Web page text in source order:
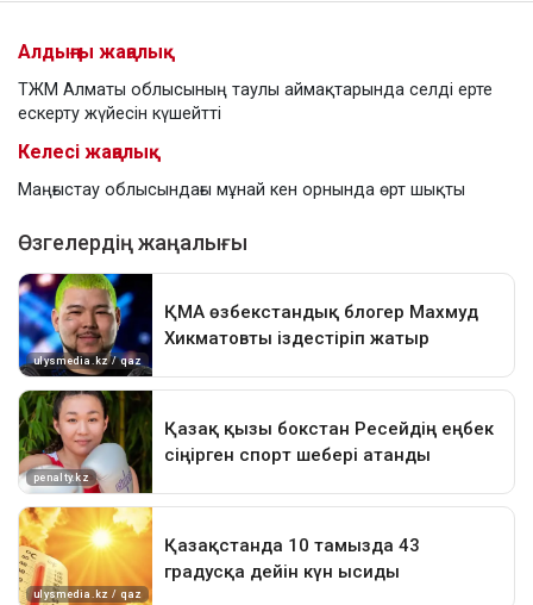
Алдыңғы жаңалық
ТЖМ Алматы облысының таулы аймақтарында селді ерте
ескерту жүйесін күшейтті
Келесі жаңалық
Маңғыстау облысындағы мұнай кен орнында өрт шықты